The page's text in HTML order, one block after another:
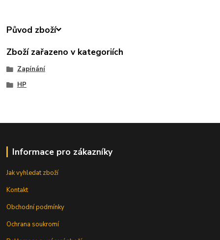
Původ zboží
Zboží zařazeno v kategoriích
Zapínání
HP
Informace pro zákazníky
Jak vyhledat zboží
Kontakt
Obchodní podmínky
Ochrana soukromí